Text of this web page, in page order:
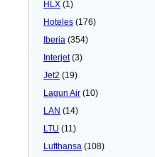
HLX (1)
Hoteles (176)
Iberia (354)
Interjet(3)
Jet2 (19)
Lagun Air (10)
LAN (14)
LTU (11)
Lufthansa (108)